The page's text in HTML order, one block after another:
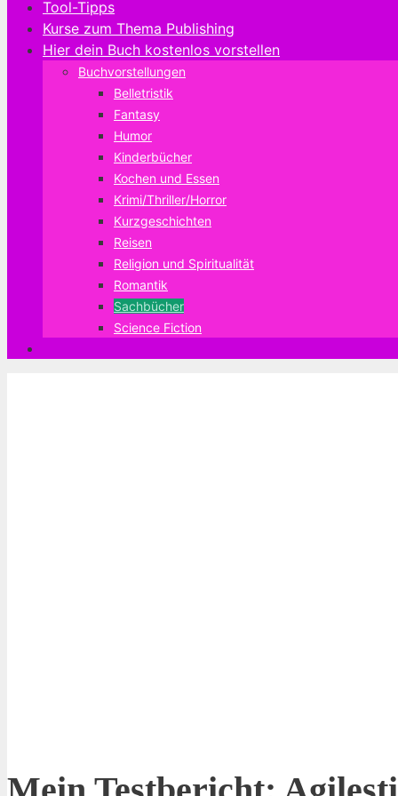
Tool-Tipps
Kurse zum Thema Publishing
Hier dein Buch kostenlos vorstellen
Buchvorstellungen
Belletristik
Fantasy
Humor
Kinderbücher
Kochen und Essen
Krimi/Thriller/Horror
Kurzgeschichten
Reisen
Religion und Spiritualität
Romantik
Sachbücher
Science Fiction